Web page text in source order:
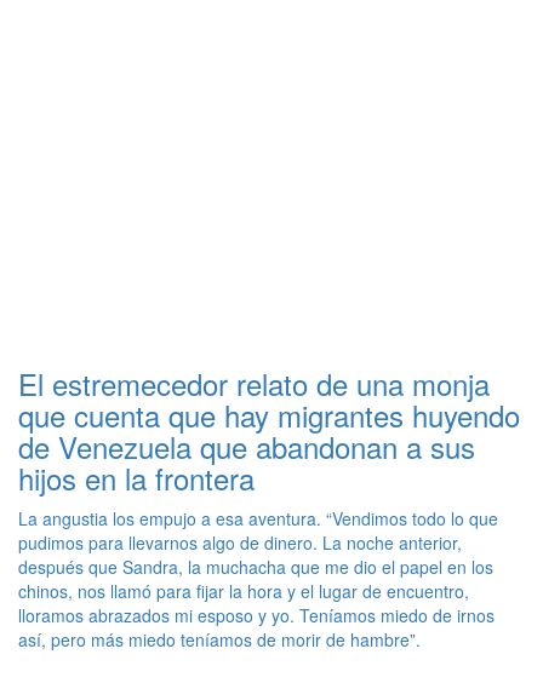
El estremecedor relato de una monja
que cuenta que hay migrantes huyendo
de Venezuela que abandonan a sus
hijos en la frontera
La angustia los empujo a esa aventura. “Vendimos todo lo que
pudimos para llevarnos algo de dinero. La noche anterior,
después que Sandra, la muchacha que me dio el papel en los
chinos, nos llamó para fijar la hora y el lugar de encuentro,
lloramos abrazados mi esposo y yo. Teníamos miedo de irnos
así, pero más miedo teníamos de morir de hambre”.